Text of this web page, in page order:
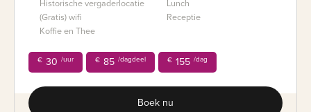
Historische vergaderlocatie
(Gratis) wifi
Koffie en Thee
Lunch
Receptie
€ 30 /uur € 85 /dagdeel € 155 /dag
Boek nu